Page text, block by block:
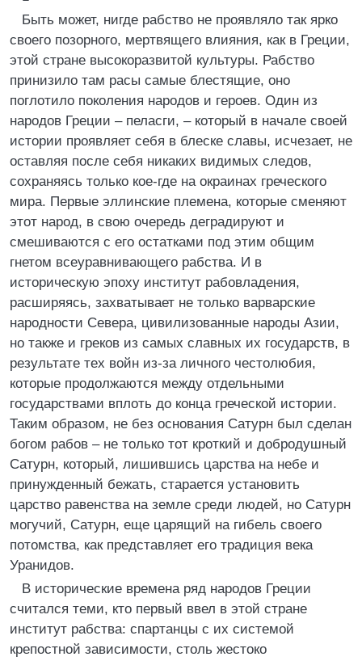
Быть может, нигде рабство не проявляло так ярко
своего позорного, мертвящего влияния, как в Греции,
этой стране высокоразвитой культуры. Рабство
принизило там расы самые блестящие, оно
поглотило поколения народов и героев. Один из
народов Греции – пеласги, – который в начале своей
истории проявляет себя в блеске славы, исчезает, не
оставляя после себя никаких видимых следов,
сохраняясь только кое-где на окраинах греческого
мира. Первые эллинские племена, которые сменяют
этот народ, в свою очередь деградируют и
смешиваются с его остатками под этим общим
гнетом всеуравнивающего рабства. И в
историческую эпоху институт рабовладения,
расширяясь, захватывает не только варварские
народности Севера, цивилизованные народы Азии,
но также и греков из самых славных их государств, в
результате тех войн из-за личного честолюбия,
которые продолжаются между отдельными
государствами вплоть до конца греческой истории.
Таким образом, не без основания Сатурн был сделан
богом рабов – не только тот кроткий и добродушный
Сатурн, который, лишившись царства на небе и
принужденный бежать, старается установить
царство равенства на земле среди людей, но Сатурн
могучий, Сатурн, еще царящий на гибель своего
потомства, как представляет его традиция века
Уранидов.
В исторические времена ряд народов Греции
считался теми, кто первый ввел в этой стране
институт рабства: спартанцы с их системой
крепостной зависимости, столь жестоко